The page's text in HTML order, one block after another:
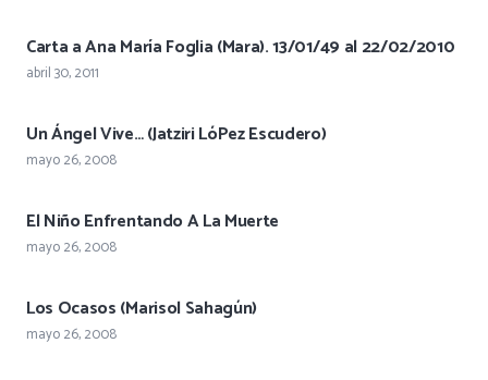
Carta a Ana María Foglia (Mara). 13/01/49 al 22/02/2010
abril 30, 2011
Un Ángel Vive… (Jatziri LóPez Escudero)
mayo 26, 2008
El Niño Enfrentando A La Muerte
mayo 26, 2008
Los Ocasos (Marisol Sahagún)
mayo 26, 2008